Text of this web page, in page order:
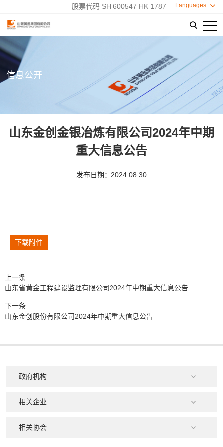
Languages 
股票代码 SH 600547 HK 1787

信息公开
山东金创金银冶炼有限公司2024年中期
重大信息公告
发布日期：2024.08.30
下载附件
上一条
山东省黄金工程建设监理有限公司2024年中期重大信息公告
下一条
山东金创股份有限公司2024年中期重大信息公告